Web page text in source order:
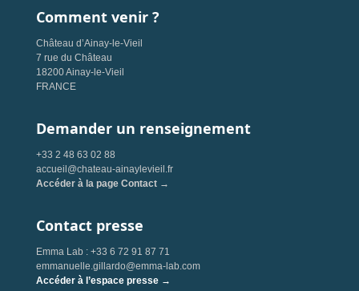
Comment venir ?
Château d’Ainay-le-Vieil
7 rue du Château
18200 Ainay-le-Vieil
FRANCE
Demander un renseignement
+33 2 48 63 02 88
accueil@chateau-ainaylevieil.fr
Accéder à la page Contact →
Contact presse
Emma Lab : +33 6 72 91 87 71
emmanuelle.gillardo@emma-lab.com
Accéder à l’espace presse →